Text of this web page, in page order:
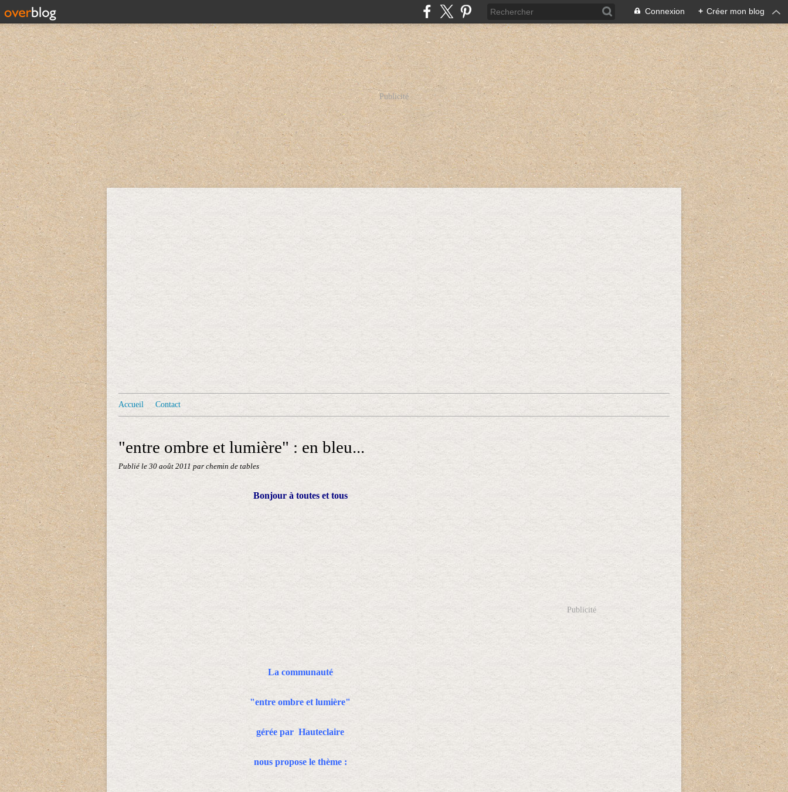
Connexion + Créer mon blog
Publicité
Accueil Contact
"entre ombre et lumière" : en bleu...
Publié le 30 août 2011 par chemin de tables
Bonjour à toutes et tous
La communauté
"entre ombre et lumière"
gérée par Hauteclaire
nous propose le thème :
Publicité